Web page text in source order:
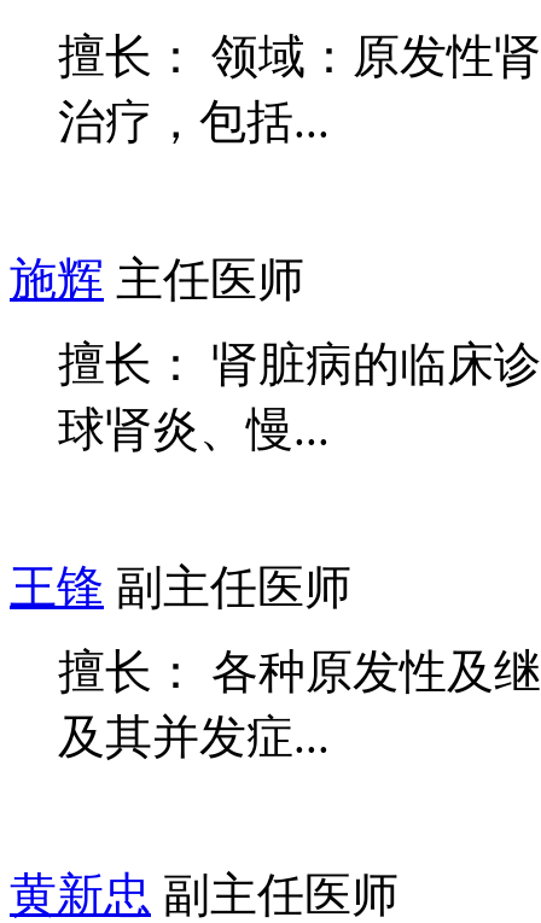
擅长： 领域：原发性
治疗，包括...
施辉 主任医师
擅长： 肾脏病的临床
球肾炎、慢...
王锋 副主任医师
擅长： 各种原发性及
及其并发症...
黄新忠 副主任医师